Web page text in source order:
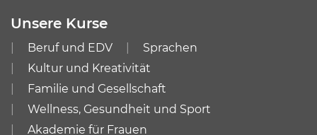
Unsere Kurse
Beruf und EDV
Sprachen
Kultur und Kreativität
Familie und Gesellschaft
Wellness, Gesundheit und Sport
Akademie für Frauen